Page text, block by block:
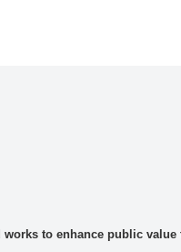
to enhance public